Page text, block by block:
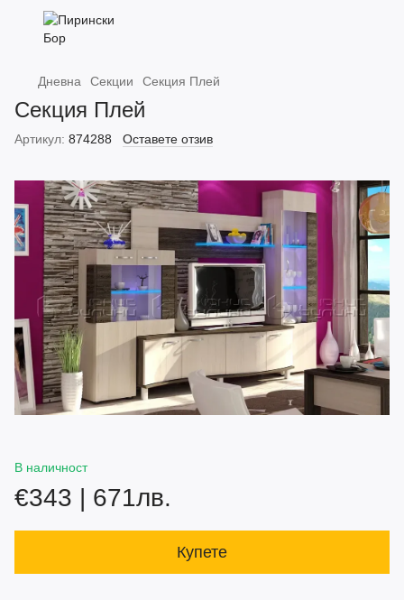
Дневна Секции Секция Плей
Секция Плей
Артикул: 874288 Оставете отзив
В наличност
€343 | 671лв.
Купете